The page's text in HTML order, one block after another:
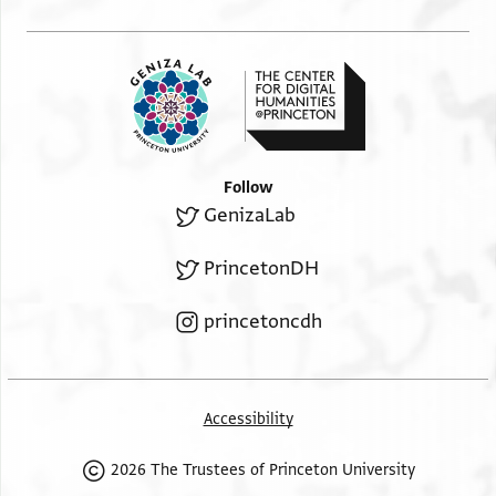
[תחתאג] אלי עלמה ארגו וצולה אליך ווקופך עלי מא
פיה וערפתך אן בעת לך גראב
סנדאלי לטיף גא תמנה י'ב' די'נ' ונצ' עלי יד אבי
באקי ופי כל חאגה תכון לך וכדלך גמיע מא תבקא לך
נתרך לך פיה ואללה יעלם אני שהותי פי אקצ'א
אללה ימכנני מכאפאתך וקד אשתרית לך זכרה זית
ועליהא מכתוב אסם יעקוב ופרח פתקבלהא ענד
אלוצול אן שא אללה [וקד]
אסם יעקוב אלא מא [וגד]ת
Follow
GenizaLab
PrincetonDH
princetoncdh
Accessibility
2026 The Trustees of Princeton University